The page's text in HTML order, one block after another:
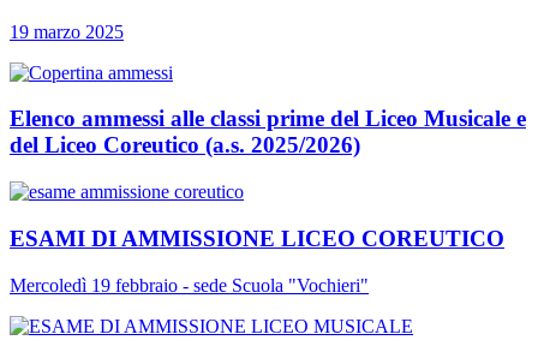
19 marzo 2025
Elenco ammessi alle classi prime del Liceo Musicale e
del Liceo Coreutico (a.s. 2025/2026)
ESAMI DI AMMISSIONE LICEO COREUTICO
Mercoledì 19 febbraio - sede Scuola "Vochieri"